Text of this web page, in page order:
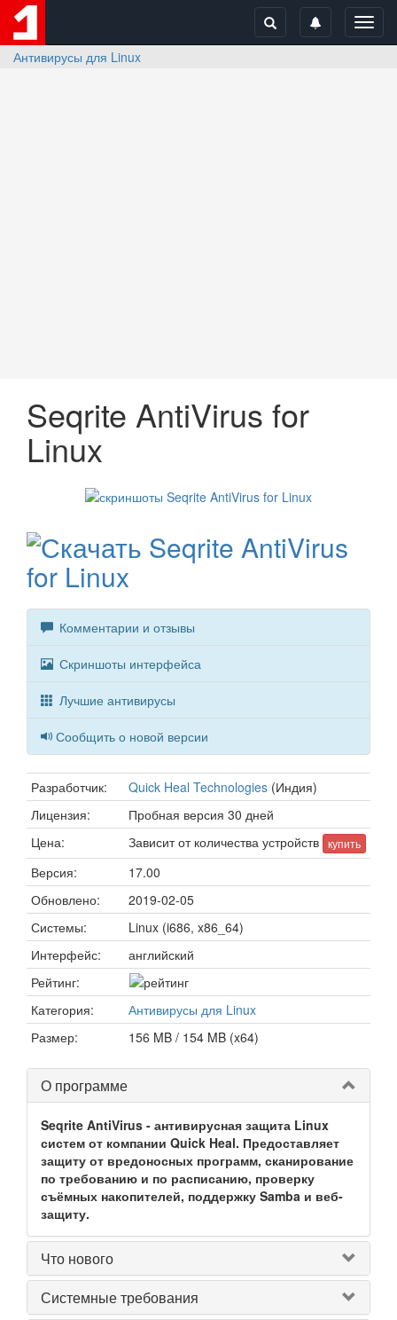
Антивирусы для Linux
Seqrite AntiVirus for
Linux
Комментарии и отзывы
Скриншоты интерфейса
Лучшие антивирусы
Сообщить о новой версии
Разработчик: Quick Heal Technologies (Индия)
Лицензия:
Пробная версия 30 дней
Цена:
Зависит от количества устройств купить
Версия:
17.00
Обновлено:
2019-02-05
Системы:
Linux (i686, x86_64)
Интерфейс:
английский
Рейтинг:
Категория:
Антивирусы для Linux
Размер:
156 MB / 154 MB (x64)
О программе
Seqrite AntiVirus - антивирусная защита Linux
систем от компании Quick Heal. Предоставляет
защиту от вредоносных программ, сканирование
по требованию и по расписанию, проверку
съёмных накопителей, поддержку Samba и веб-
защиту.
Что нового
Системные требования